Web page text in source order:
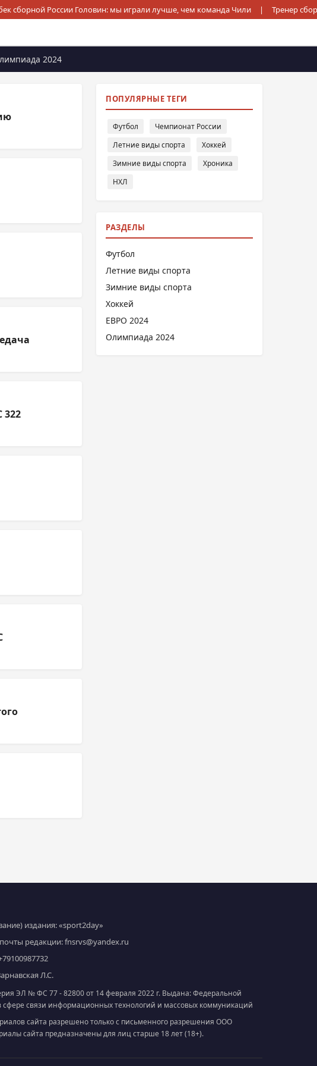
сборной России Головин: мы играли лучше, чем команда Чили | Тренер
2024
322
ПОПУЛЯРНЫЕ ТЕГИ
Футбол
Чемпионат России
Летние виды спорта
Хоккей
Зимние виды спорта
Хроника
НХЛ
РАЗДЕЛЫ
Футбол
Летние виды спорта
Зимние виды спорта
Хоккей
ЕВРО 2024
Олимпиада 2024
издания: «sport2day»
редакции:fnsrvs@yandex.ru
Л.С.
ЭЛ № ФС 77 - 82800 от 14 февраля 2022 г. Выдана: Федеральной
сфере связи информационных технологий и массовых коммуникаций
сайта разрешено только с письменного разрешения ООО
сайта предназначены для лиц старше 18 лет (18+).